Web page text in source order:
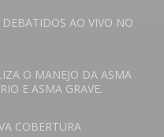
AO VIVO NO
O MANEJO DA ASMA
E ASMA GRAVE.
COBERTURA